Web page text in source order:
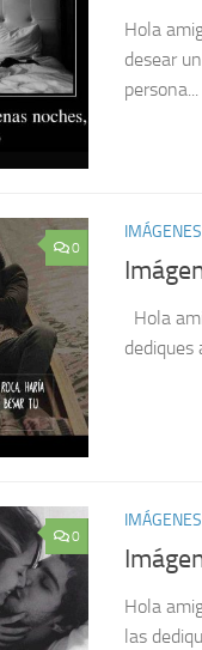
Hola
desear
persona...
0
Hola
dediques
0
Hola
las